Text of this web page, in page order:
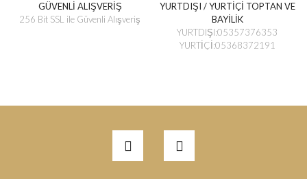
GÜVENLİ ALIŞVERİŞ
256 Bit SSL ile Güvenli Alışveriş
YURTDIŞI / YURTİÇİ TOPTAN VE
BAYİLİK
YURTDIŞI:05357376353
YURTİÇİ:05368372191